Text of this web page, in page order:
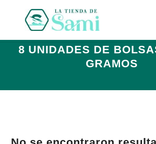
8 UNIDADES DE
GRAMOS